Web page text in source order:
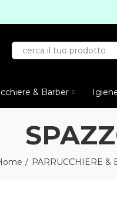
& Barber
PARRUCCHIERE &